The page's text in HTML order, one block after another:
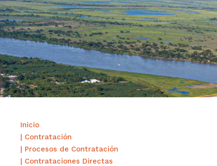
Inicio
| Contratación
| Procesos de Contratación
| Contrataciones Directas